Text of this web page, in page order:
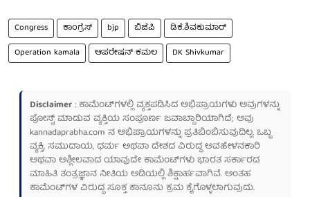
Congress ಕಾಂಗ್ರೆಸ್ bjp ಬಿಜೆಪಿ
ಡಿಕೆ.ಶಿವಕುಮಾರ್
Operation kamala
ಆಪರೇಷನ್ ಕಮಲ DK Shivkumar
Disclaimer: ಕಾಮೆಂಟ್‌ಗಳಲ್ಲಿ ವ್ಯಕ್ತಪಡಿಸಿದ ಅಭಿಪ್ರಾಯಗಳು ಅವುಗಳನ್ನು
ಪೋಸ್ಟ್ ಮಾಡುವ ವ್ಯಕ್ತಿಯ ಸಂಪೂರ್ಣ ಜವಾಬ್ದಾರಿಯಾಗಿದೆ; ಅವು
kannadaprabha.com ನ ಅಭಿಪ್ರಾಯಗಳನ್ನು ಪ್ರತಿಬಿಂಬಿಸುವುದಿಲ್ಲ. ಒಬ್ಬ
ವ್ಯಕ್ತಿ, ಸಮುದಾಯ, ಧರ್ಮ ಅಥವಾ ದೇಶದ ವಿರುದ್ಧ ಅವಹೇಳನಕಾರಿ
ಅಥವಾ ಅಶ್ಲೀಲವಾದ ಯಾವುದೇ ಕಾಮೆಂಟ್‌ಗಳು ಭಾರತ ಸರ್ಕಾರದ
ಮಾಹಿತಿ ತಂತ್ರಜ್ಞಾನ ನೀತಿಯ ಅಡಿಯಲ್ಲಿ ಶಿಕ್ಷಾರ್ಹವಾಗಿವೆ. ಅಂತಹ
ಕಾಮೆಂಟ್‌ಗಳ ವಿರುದ್ಧ ಸೂಕ್ತ ಕಾನೂನು ಕ್ರಮ ಕೈಗೊಳ್ಳಲಾಗುವುದು.